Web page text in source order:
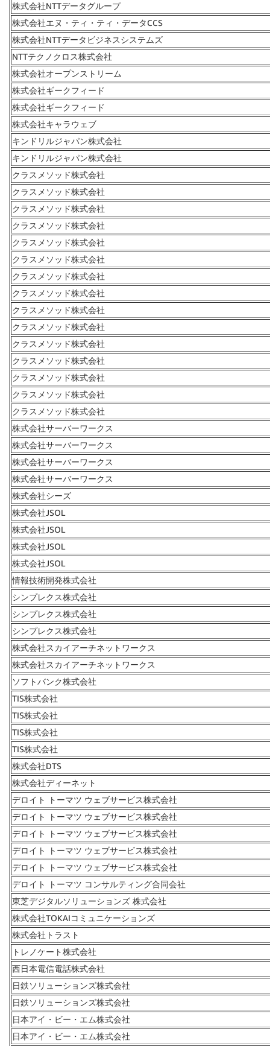
株式会社NTTデータグループ
株式会社エヌ・ティ・ティ・データCCS
株式会社NTTデータビジネスシステムズ
NTTテクノクロス株式会社
株式会社オープンストリーム
株式会社ギークフィード
株式会社ギークフィード
株式会社キャラウェブ
キンドリルジャパン株式会社
キンドリルジャパン株式会社
クラスメソッド株式会社
クラスメソッド株式会社
クラスメソッド株式会社
クラスメソッド株式会社
クラスメソッド株式会社
クラスメソッド株式会社
クラスメソッド株式会社
クラスメソッド株式会社
クラスメソッド株式会社
クラスメソッド株式会社
クラスメソッド株式会社
クラスメソッド株式会社
クラスメソッド株式会社
クラスメソッド株式会社
クラスメソッド株式会社
株式会社サーバーワークス
株式会社サーバーワークス
株式会社サーバーワークス
株式会社サーバーワークス
株式会社シーズ
株式会社JSOL
株式会社JSOL
株式会社JSOL
株式会社JSOL
情報技術開発株式会社
シンプレクス株式会社
シンプレクス株式会社
シンプレクス株式会社
株式会社スカイアーチネットワークス
株式会社スカイアーチネットワークス
ソフトバンク株式会社
TIS株式会社
TIS株式会社
TIS株式会社
TIS株式会社
株式会社DTS
株式会社ディーネット
デロイト トーマツ ウェブサービス株式会社
デロイト トーマツ ウェブサービス株式会社
デロイト トーマツ ウェブサービス株式会社
デロイト トーマツ ウェブサービス株式会社
デロイト トーマツ ウェブサービス株式会社
デロイト トーマツ コンサルティング合同会社
東芝デジタルソリューションズ 株式会社
株式会社TOKAIコミュニケーションズ
株式会社トラスト
トレノケート株式会社
西日本電信電話株式会社
日鉄ソリューションズ株式会社
日鉄ソリューションズ株式会社
日本アイ・ビー・エム株式会社
日本アイ・ビー・エム株式会社